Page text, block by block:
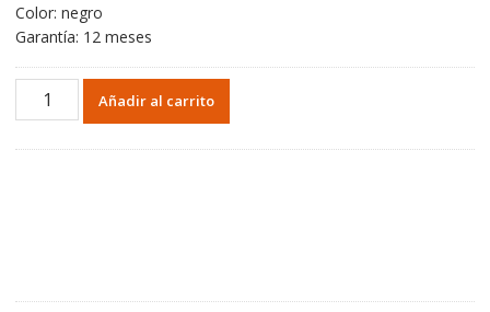
Color: negro
Garantía: 12 meses
Portátil
batería
Añadir al carrito